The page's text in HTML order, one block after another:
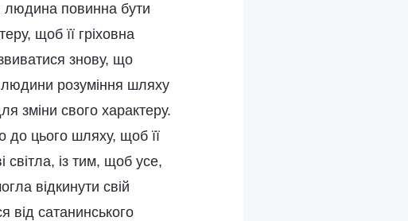
людина повинна бути
щоб її гріховна
знову, що
розуміння шляху
зміни свого характеру.
до цього шляху, щоб її
світла, із тим, щоб усе,
відкинути свій
від сатанинського